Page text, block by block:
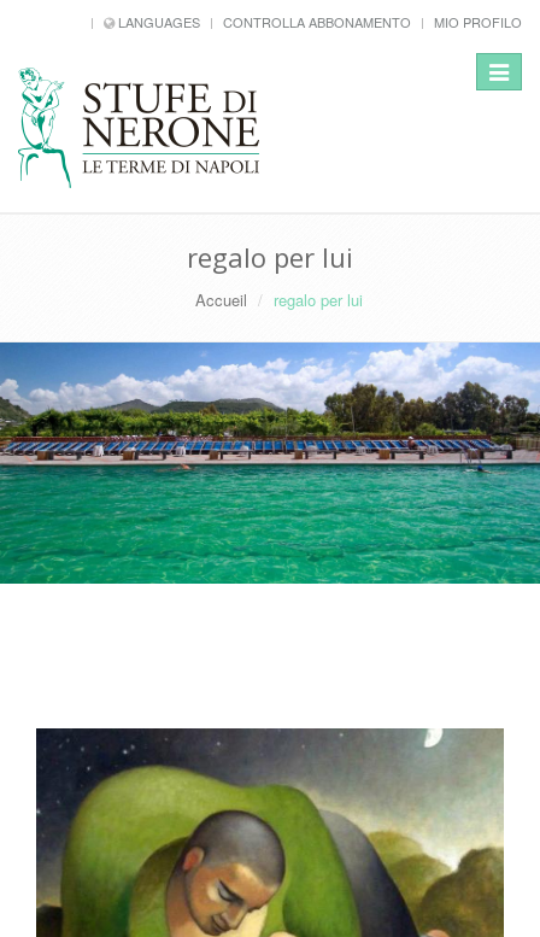
LANGUAGES CONTROLLA ABBONAMENTO MIO PROFILO
Toggle
regalo per lui
Accueil regalo per lui